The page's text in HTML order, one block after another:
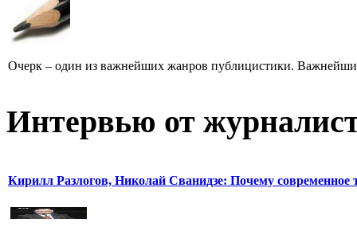
Очерк – один из важнейших жанров публицистики. Важнейших
Интервью от
Кирилл Разлогов, Николай Сванидзе: Почему современное